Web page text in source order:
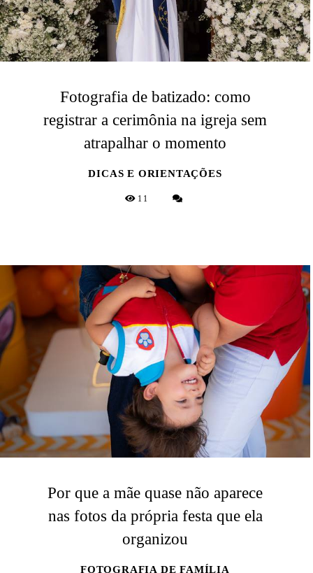
Fotografia de batizado: como
registrar a cerimônia na igreja sem
atrapalhar o momento
DICAS E ORIENTAÇÕES
11
Por que a mãe quase não aparece
nas fotos da própria festa que ela
organizou
FOTOGRAFIA DE FAMÍLIA